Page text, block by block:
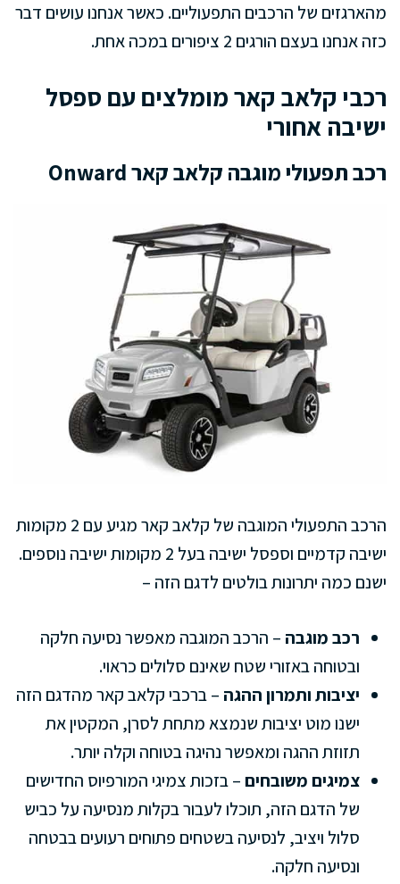
מהארגזים של הרכבים התפעוליים. כאשר אנחנו עושים דבר
כזה אנחנו בעצם הורגים 2 ציפורים במכה אחת.
רכבי קלאב קאר מומלצים עם ספסל
ישיבה אחורי
רכב תפעולי מוגבה קלאב קאר Onward
הרכב התפעולי המוגבה של קלאב קאר מגיע עם 2 מקומות
ישיבה קדמיים וספסל ישיבה בעל 2 מקומות ישיבה נוספים.
ישנם כמה יתרונות בולטים לדגם הזה –
רכב מוגבה – הרכב המוגבה מאפשר נסיעה חלקה
ובטוחה באזורי שטח שאינם סלולים כראוי.
יציבות ותמרון ההגה – ברכבי קלאב קאר מהדגם הזה
ישנו מוט יציבות שנמצא מתחת לסרן, המקטין את
תזוזת ההגה ומאפשר נהיגה בטוחה וקלה יותר.
צמיגים משובחים– בזכות צמיגי המורפיוס החדישים
של הדגם הזה, תוכלו לעבור בקלות מנסיעה על כביש
סלול ויציב, לנסיעה בשטחים פתוחים רעועים בבטחה
ונסיעה חלקה.